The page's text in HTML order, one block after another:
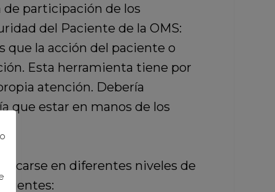
de participación de los
del Paciente de la OMS:
que la acción del paciente o
Esta herramienta tiene por
atención. Debería
que estar en manos de los
en diferentes niveles de